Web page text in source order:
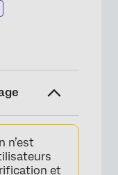
des patients
n’est
et